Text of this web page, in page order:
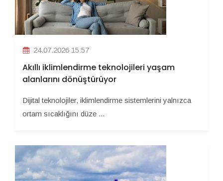
24.07.2026 15:57
Akıllı iklimlendirme teknolojileri yaşam
alanlarını dönüştürüyor
Dijital teknolojiler, iklimlendirme sistemlerini yalnızca
ortam sıcaklığını düze ...